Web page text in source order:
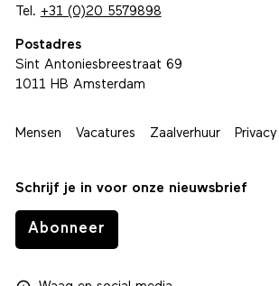
Tel. +31 (0)20 5579898
Postadres
Sint Antoniesbreestraat 69
1011 HB Amsterdam
Mensen Vacatures Zaalverhuur Privacy
Schrijf je in voor onze nieuwsbrief
Abonneer